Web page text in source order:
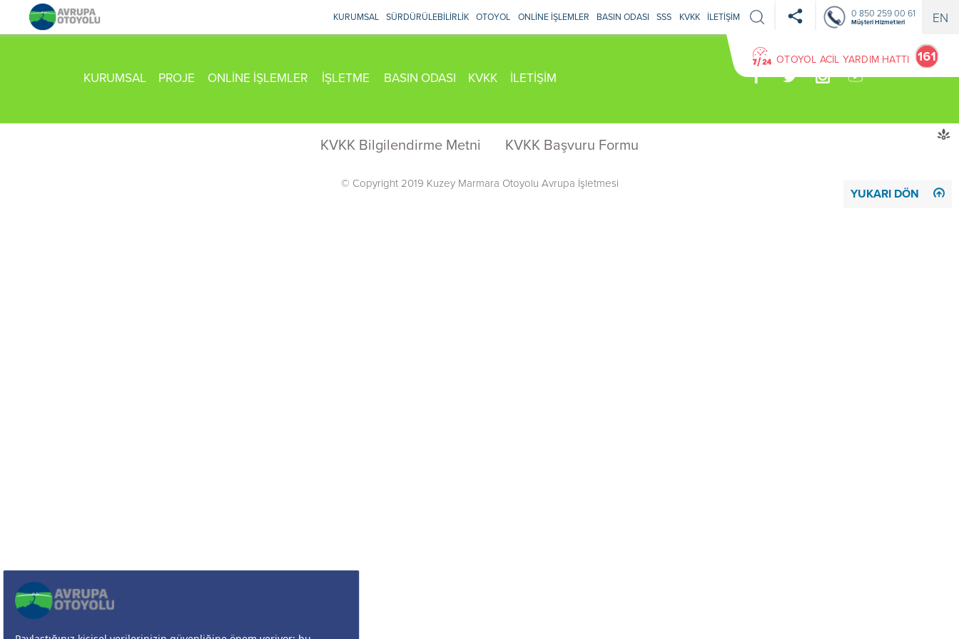
KURUMSAL SÜRDÜRÜLEBİLİRLİK OTOYOL ONLİNE İŞLEMLER BASIN ODASI SSS KVKK İLETİŞİM 0 850 259 00 61
Müşteri Hizmetleri EN
OTOYOL ACİL YARDIM HATTI
KURUMSAL PROJE ONLİNE İŞLEMLER İŞLETME BASIN ODASI KVKK İLETİŞİM
KVKK Bilgilendirme Metni KVKK Başvuru Formu
© Copyright 2019 Kuzey Marmara Otoyolu Avrupa İşletmesi
YUKARI DÖN